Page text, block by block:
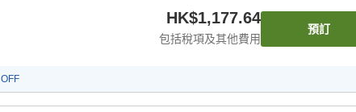
HK$1,177.64
包括稅項及其他費用
預訂
OFF